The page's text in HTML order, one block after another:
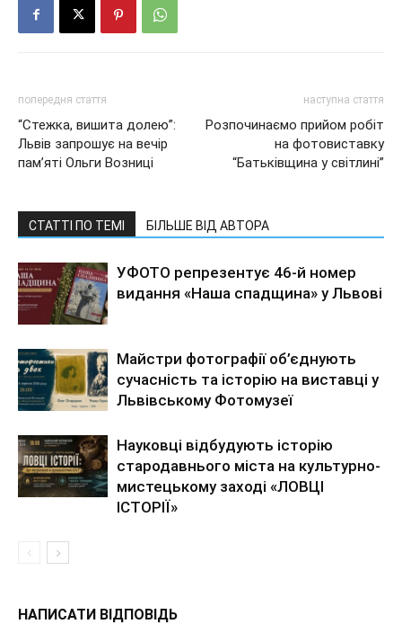
попередня стаття
“Стежка, вишита долею”:
Львів запрошує на вечір
пам’яті Ольги Возниці
наступна стаття
Розпочинаємо прийом робіт
на фотовиставку
“Батьківщина у світлині”
СТАТТІ ПО ТЕМІ БІЛЬШЕ ВІД АВТОРА
УФОТО репрезентує 46-й номер
видання «Наша спадщина» у Львові
Майстри фотографії об’єднують
сучасність та історію на виставці у
Львівському Фотомузеї
Науковці відбудують історію
стародавнього міста на культурно-
мистецькому заході «ЛОВЦІ
ІСТОРІЇ»
НАПИСАТИ ВІДПОВІДЬ